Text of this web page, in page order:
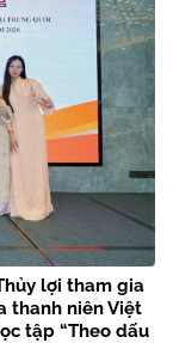
lợi tham gia
thanh niên Việt
tập “Theo dấu